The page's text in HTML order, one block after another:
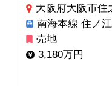
大阪府大阪市住
南海本線 住ノ
売地
3,180万円